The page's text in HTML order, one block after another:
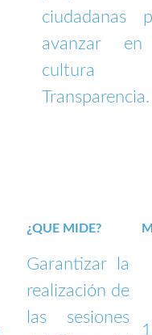
ciudadanas
avanzar
cultura
Transparencia.
¿QUE MIDE?
Garantizar la
realización de
las sesiones